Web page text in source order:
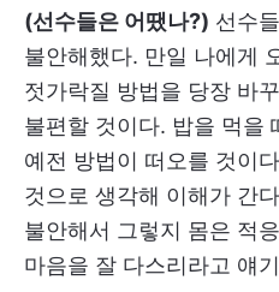
(선수들은 어땠나?) 선수
불안해했다. 만일 나에게
젓가락질 방법을 당장 바
불편할 것이다. 밥을 먹을
예전 방법이 떠오를 것이
것으로 생각해 이해가 간
불안해서 그렇지 몸은 적
마음을 잘 다스리라고 얘